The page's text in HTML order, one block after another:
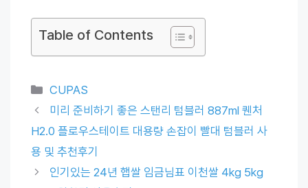
Table of Contents
Categories
CUPAS
미리 준비하기 좋은 스탠리 텀블러 887ml 퀜처
H2.0 플로우스테이트 대용량 손잡이 빨대 텀블러 사
용 및 추천후기
인기있는 24년 햅쌀 임금님표 이천쌀 4kg 5kg